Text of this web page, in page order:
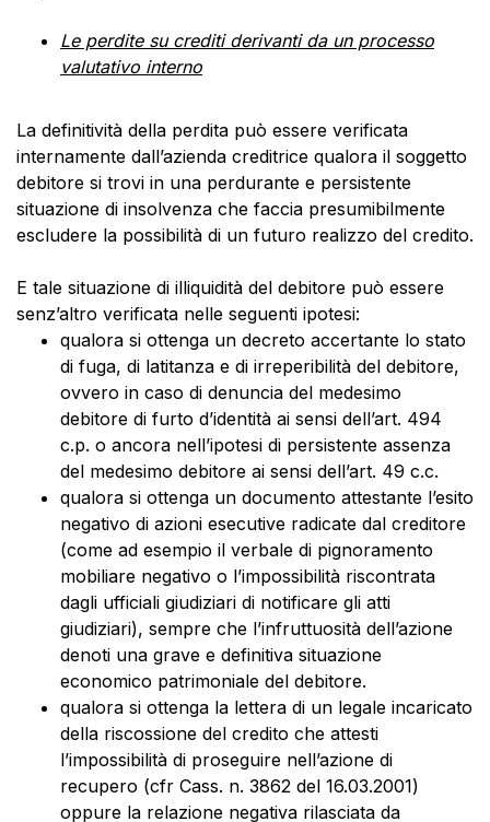
Le perdite su crediti derivanti da un processo
valutativo interno
La definitività della perdita può essere verificata
internamente dall’azienda creditrice qualora il soggetto
debitore si trovi in una perdurante e persistente
situazione di insolvenza che faccia presumibilmente
escludere la possibilità di un futuro realizzo del credito.
E tale situazione di illiquidità del debitore può essere
senz’altro verificata nelle seguenti ipotesi:
qualora si ottenga un decreto accertante lo stato
di fuga, di latitanza e di irreperibilità del debitore,
ovvero in caso di denuncia del medesimo
debitore di furto d’identità ai sensi dell’art. 494
c.p. o ancora nell’ipotesi di persistente assenza
del medesimo debitore ai sensi dell’art. 49 c.c.
qualora si ottenga un documento attestante l’esito
negativo di azioni esecutive radicate dal creditore
(come ad esempio il verbale di pignoramento
mobiliare negativo o l’impossibilità riscontrata
dagli ufficiali giudiziari di notificare gli atti
giudiziari), sempre che l’infruttuosità dell’azione
denoti una grave e definitiva situazione
economico patrimoniale del debitore.
qualora si ottenga la lettera di un legale incaricato
della riscossione del credito che attesti
l’impossibilità di proseguire nell’azione di
recupero (cfr Cass. n. 3862 del 16.03.2001)
oppure la relazione negativa rilasciata da